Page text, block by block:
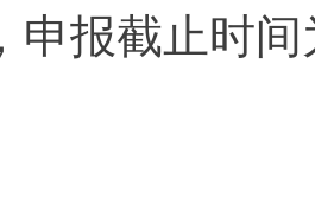
申报截止时